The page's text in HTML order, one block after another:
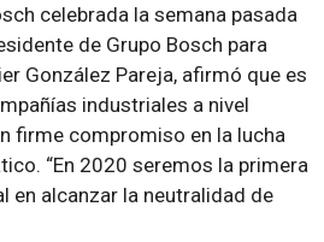
celebrada la semana pasada
de Grupo Bosch para
González Pareja, afirmó que es
industriales a nivel
firme compromiso en la lucha
“En 2020 seremos la primera
en alcanzar la neutralidad de